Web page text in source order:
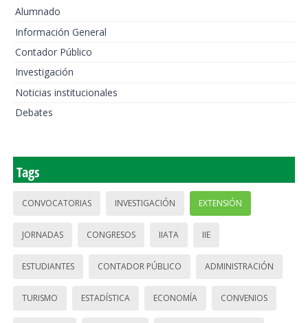
Alumnado
Información General
Contador Público
Investigación
Noticias institucionales
Debates
Tags
CONVOCATORIAS INVESTIGACIÓN EXTENSIÓN
JORNADAS CONGRESOS IIATA IIE
ESTUDIANTES CONTADOR PÚBLICO ADMINISTRACIÓN
TURISMO ESTADÍSTICA ECONOMÍA CONVENIOS